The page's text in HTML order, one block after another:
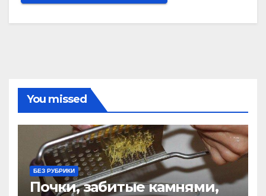
You missed
БЕЗ РУБРИКИ
Почки, забитые камнями,